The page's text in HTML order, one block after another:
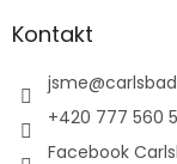
Kontakt
jsme@
+420 777 560
Facebook